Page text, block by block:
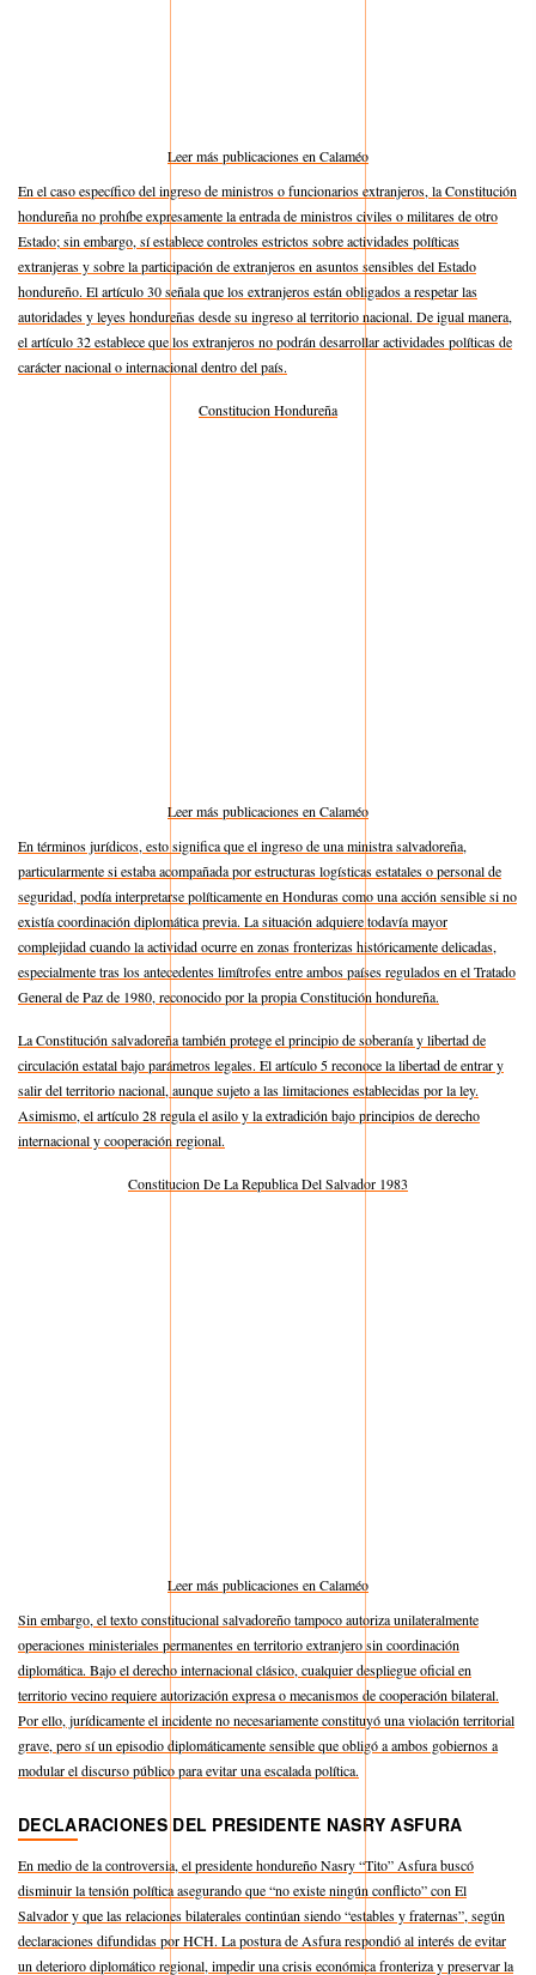
Leer más publicaciones en Calaméo
En el caso específico del ingreso de ministros o funcionarios extranjeros, la Constitución
hondureña no prohíbe expresamente la entrada de ministros civiles o militares de otro
Estado; sin embargo, sí establece controles estrictos sobre actividades políticas
extranjeras y sobre la participación de extranjeros en asuntos sensibles del Estado
hondureño. El artículo 30 señala que los extranjeros están obligados a respetar las
autoridades y leyes hondureñas desde su ingreso al territorio nacional. De igual manera,
el artículo 32 establece que los extranjeros no podrán desarrollar actividades políticas de
carácter nacional o internacional dentro del país.
Constitucion Hondureña
Leer más publicaciones en Calaméo
En términos jurídicos, esto significa que el ingreso de una ministra salvadoreña,
particularmente si estaba acompañada por estructuras logísticas estatales o personal de
seguridad, podía interpretarse políticamente en Honduras como una acción sensible si no
existía coordinación diplomática previa. La situación adquiere todavía mayor
complejidad cuando la actividad ocurre en zonas fronterizas históricamente delicadas,
especialmente tras los antecedentes limítrofes entre ambos países regulados en el Tratado
General de Paz de 1980, reconocido por la propia Constitución hondureña.
La Constitución salvadoreña también protege el principio de soberanía y libertad de
circulación estatal bajo parámetros legales. El artículo 5 reconoce la libertad de entrar y
salir del territorio nacional, aunque sujeto a las limitaciones establecidas por la ley.
Asimismo, el artículo 28 regula el asilo y la extradición bajo principios de derecho
internacional y cooperación regional.
Constitucion De La Republica Del Salvador 1983
Leer más publicaciones en Calaméo
Sin embargo, el texto constitucional salvadoreño tampoco autoriza unilateralmente
operaciones ministeriales permanentes en territorio extranjero sin coordinación
diplomática. Bajo el derecho internacional clásico, cualquier despliegue oficial en
territorio vecino requiere autorización expresa o mecanismos de cooperación bilateral.
Por ello, jurídicamente el incidente no necesariamente constituyó una violación territorial
grave, pero sí un episodio diplomáticamente sensible que obligó a ambos gobiernos a
modular el discurso público para evitar una escalada política.
DECLARACIONES DEL PRESIDENTE NASRY ASFURA
En medio de la controversia, el presidente hondureño Nasry “Tito” Asfura buscó
disminuir la tensión política asegurando que “no existe ningún conflicto” con El
Salvador y que las relaciones bilaterales continúan siendo “estables y fraternas”, según
declaraciones difundidas por HCH. La postura de Asfura respondió al interés de evitar
un deterioro diplomático regional, impedir una crisis económica fronteriza y preservar la